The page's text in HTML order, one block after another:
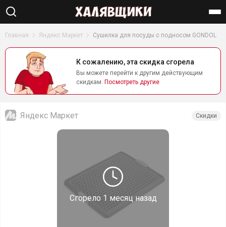
Найти
Главная Яндекс Маркет Сушилка для посуды с подносом GONDOL
К сожалению, эта скидка сгорела
Вы можете перейти к другим действующим
скидкам. Посмотреть другие
Сгорело1 месяц назад
Яндекс Маркет Скидки